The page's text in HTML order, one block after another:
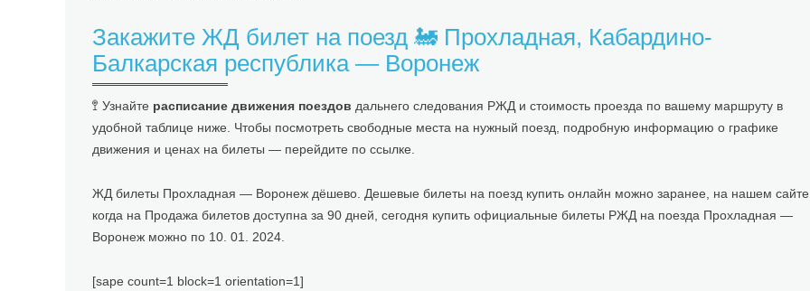
Закажите ЖД билет на поезд 🚂 Прохладная, Кабардино-
Балкарская республика — Воронеж
🚏 Узнайте расписание движения поездов дальнего следования РЖД и стоимость проезда по вашему маршруту в
удобной таблице ниже. Чтобы посмотреть свободные места на нужный поезд, подробную информацию о графике
движения и ценах на билеты — перейдите по ссылке.
ЖД билеты Прохладная — Воронеж дёшево. Дешевые билеты на поезд купить онлайн можно заранее, на нашем
когда на Продажа билетов доступна за 90 дней, сегодня купить официальные билеты РЖД на поезда Прохладная —
Воронеж можно по 10. 01. 2024.
[sape count=1 block=1 orientation=1]